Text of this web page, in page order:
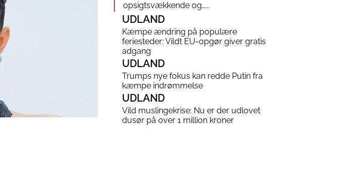
opsigtsvækkende og…...
UDLAND
Kæmpe ændring på populære
feriesteder: Vildt EU-opgør giver gratis
adgang
UDLAND
Trumps nye fokus kan redde Putin fra
kæmpe indrømmelse
UDLAND
Vild muslingekrise: Nu er der udlovet
dusør på over 1 million kroner